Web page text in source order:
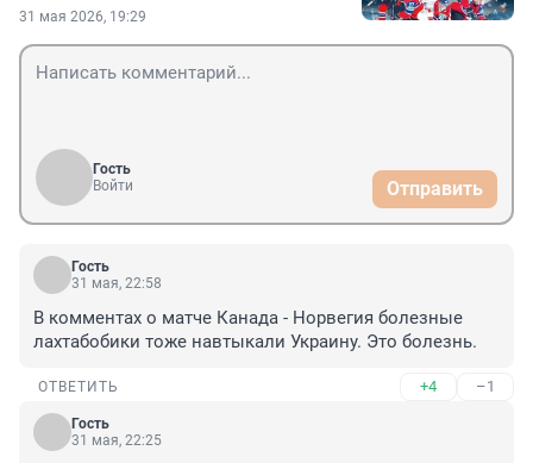
31 мая 2026, 19:29
Гость
Войти
Отправить
Гость
31 мая, 22:58
В комментах о матче Канада - Норвегия болезные
лахтабобики тоже навтыкали Украину. Это болезнь.
ОТВЕТИТЬ +4 –1
Гость
31 мая, 22:25